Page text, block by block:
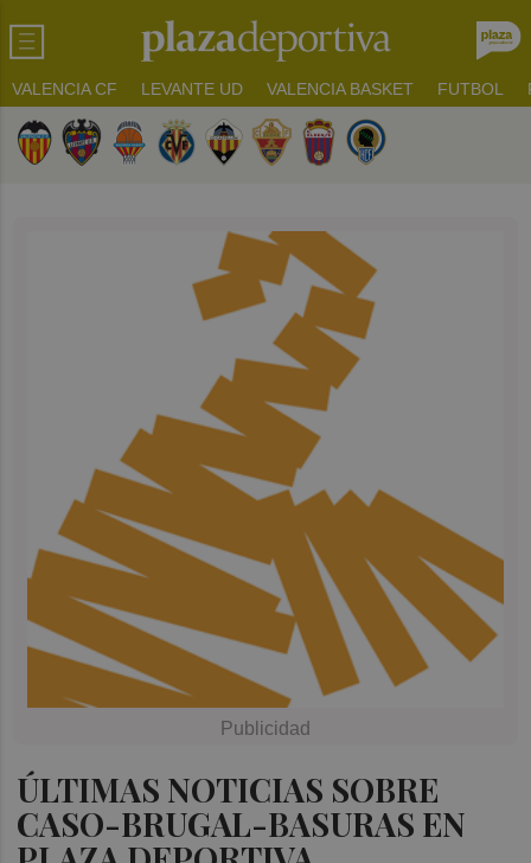
VALENCIA CF LEVANTE UD VALENCIA BASKET FUTBOL
ÚLTIMAS NOTICIAS SOBRE
CASO-BRUGAL-BASURAS EN